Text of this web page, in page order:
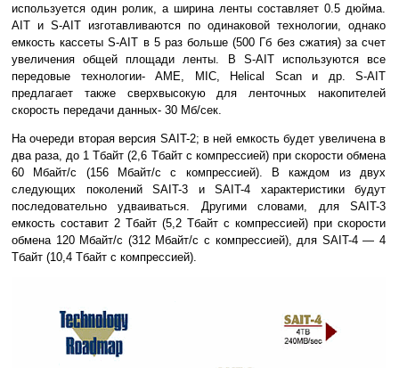
используется один ролик, а ширина ленты составляет 0.5 дюйма.
AIT и S-AIT изготавливаются по одинаковой технологии, однако
емкость кассеты S-AIT в 5 раз больше (500 Гб без сжатия) за счет
увеличения общей площади ленты. В S-AIT используются все
передовые технологии- AME, MIC, Helical Scan и др. S-AIT
предлагает также сверхвысокую для ленточных накопителей
скорость передачи данных- 30 Mб/сек.
На очереди вторая версия SAIT-2; в ней емкость будет увеличена в
два раза, до 1 Тбайт (2,6 Тбайт с компрессией) при скорости обмена
60 Мбайт/с (156 Мбайт/с с компрессией). В каждом из двух
следующих поколений SAIT-3 и SAIT-4 характеристики будут
последовательно удваиваться. Другими словами, для SAIT-3
емкость составит 2 Тбайт (5,2 Тбайт с компрессией) при скорости
обмена 120 Мбайт/с (312 Мбайт/с с компрессией), для SAIT-4 — 4
Тбайт (10,4 Тбайт с компрессией).